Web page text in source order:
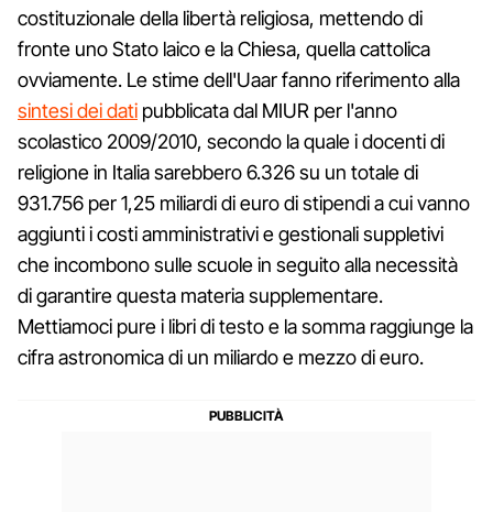
costituzionale della libertà religiosa, mettendo di
fronte uno Stato laico e la Chiesa, quella cattolica
ovviamente. Le stime dell'Uaar fanno riferimento alla
sintesi dei dati pubblicata dal MIUR per l'anno
scolastico 2009/2010, secondo la quale i docenti di
religione in Italia sarebbero 6.326 su un totale di
931.756 per 1,25 miliardi di euro di stipendi a cui vanno
aggiunti i costi amministrativi e gestionali suppletivi
che incombono sulle scuole in seguito alla necessità
di garantire questa materia supplementare.
Mettiamoci pure i libri di testo e la somma raggiunge la
cifra astronomica di un miliardo e mezzo di euro.